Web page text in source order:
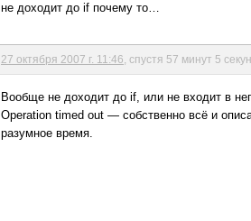
не доходит до if почему то…
27 октября 2007 г. 11:46 , спустя 57 минут 5
Вообще не доходит до if, или не входит в
Operation timed out — собственно всё и
разумное время.